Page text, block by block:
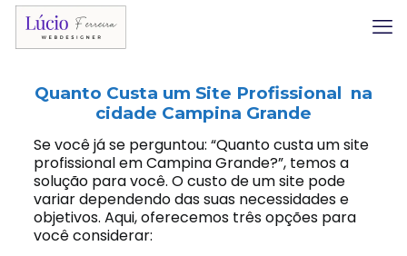
Quanto Custa um Site Profissional na
cidade Campina Grande
Se você já se perguntou: “Quanto custa um site
profissional em Campina Grande?”, temos a
solução para você. O custo de um site pode
variar dependendo das suas necessidades e
objetivos. Aqui, oferecemos três opções para
você considerar: